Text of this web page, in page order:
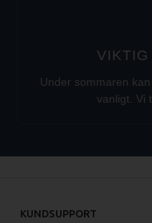
VIKTIG
Under sommaren
vanligt. Vi
KUNDSUPPORT